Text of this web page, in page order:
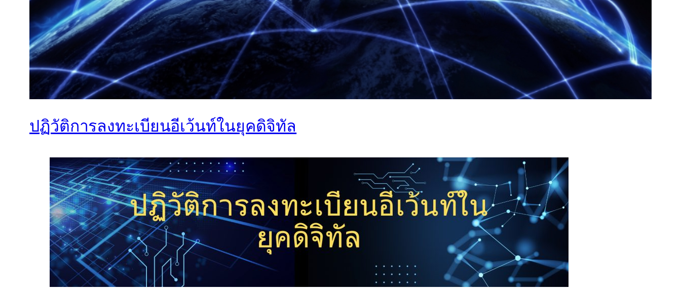
ปฏิวัติการลงทะเบียนอีเว้นท์ในยุคดิจิทัล